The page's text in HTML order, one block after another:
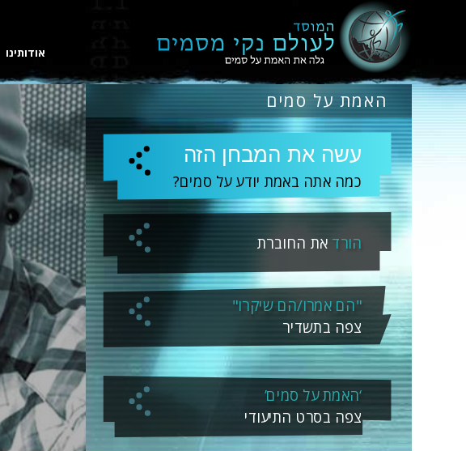
אודותינו
האמת על סמים
עשה את המבחן הזה
כמה אתה באמת יודע על סמים?
הורד את החוברת
"הם אמרו/הם שיקרו"
צפה בתשדיר
‘האמת על סמים’
צפה בסרט התיעודי